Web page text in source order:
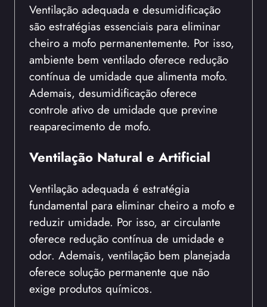
Ventilação adequada e desumidificação
são estratégias essenciais para eliminar
cheiro a mofo permanentemente. Por isso,
ambiente bem ventilado oferece redução
contínua de umidade que alimenta mofo.
Ademais, desumidificação oferece
controle ativo de umidade que previne
reaparecimento de mofo.
Ventilação Natural e Artificial
Ventilação adequada é estratégia
fundamental para eliminar cheiro a mofo e
reduzir umidade. Por isso, ar circulante
oferece redução contínua de umidade e
odor. Ademais, ventilação bem planejada
oferece solução permanente que não
exige produtos químicos.